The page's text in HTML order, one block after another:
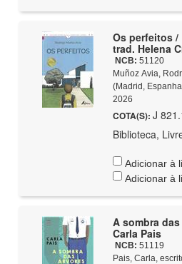
Os perfeitos /
trad. Helena
NCB: 51120
Muñoz Avia,
(Madrid,
2026
COTA(S): J
Biblioteca,
Adicionar à
Adicionar à
A sombra
Carla Pais
NCB: 51119
Pais, Carla,